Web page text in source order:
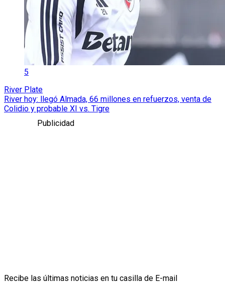
5
River Plate
River hoy: llegó Almada, 66 millones en refuerzos, venta de
Colidio y probable XI vs. Tigre
Publicidad
Recibe las últimas noticias en tu casilla de E-mail